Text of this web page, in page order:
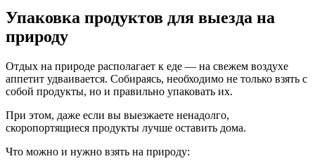
Упаковка продуктов для выезда на
природу
Отдых на природе располагает к еде — на свежем воздухе
аппетит удваивается. Собираясь, необходимо не только взять с
собой продукты, но и правильно упаковать их.
При этом, даже если вы выезжаете ненадолго,
скоропортящиеся продукты лучше оставить дома.
Что можно и нужно взять на природу: